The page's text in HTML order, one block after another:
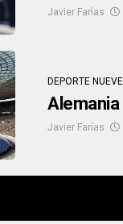
Javier Farías
DEPORTE NUEVE
Javier Farías